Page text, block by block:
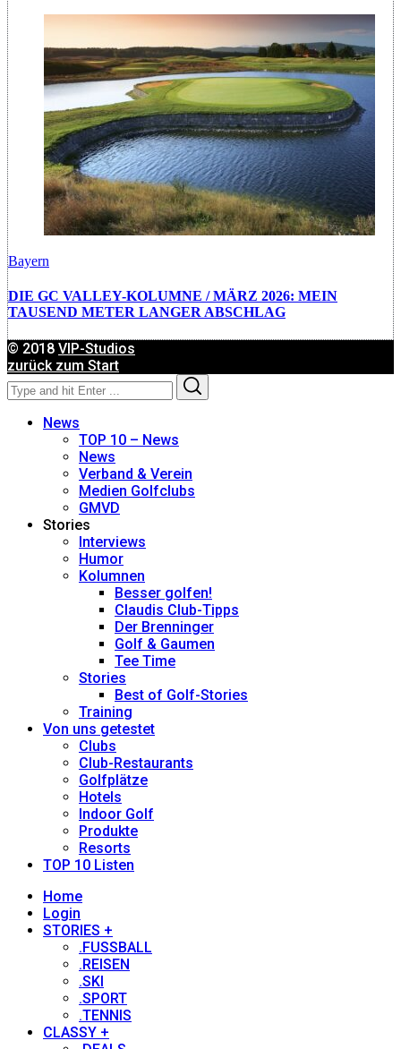
Bayern
DIE GC VALLEY-KOLUMNE / MÄRZ 2026: MEIN
TAUSEND METER LANGER ABSCHLAG
© 2018 VIP-Studios
zurück zum Start
Search
for:
News
TOP 10 – News
News
Verband & Verein
Medien Golfclubs
GMVD
Stories
Interviews
Humor
Kolumnen
Besser golfen!
Claudis Club-Tipps
Der Brenninger
Golf & Gaumen
Tee Time
Stories
Best of Golf-Stories
Training
Von uns getestet
Clubs
Club-Restaurants
Golfplätze
Hotels
Indoor Golf
Produkte
Resorts
TOP 10 Listen
Home
Login
STORIES +
.FUSSBALL
.REISEN
.SKI
.SPORT
.TENNIS
CLASSY +